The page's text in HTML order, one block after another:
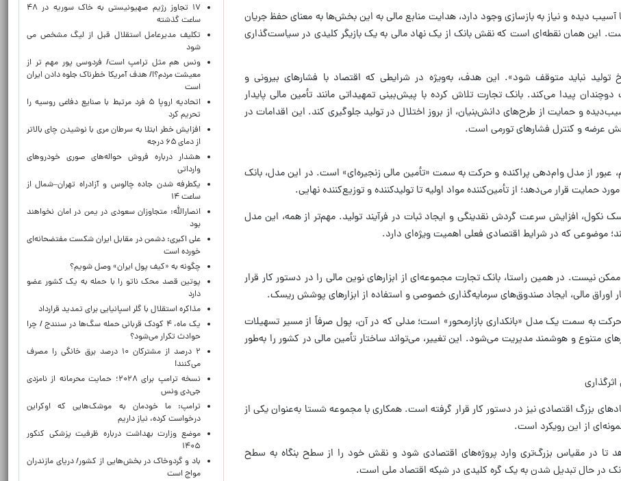
دیده و نیاز به بازسازی وجود دارد، هدایت منابع مالی به این بخش‌ها به معنای حفظ جریان
است. این همان نقطه‌ای است که نقش بانک از یک نهاد مالی به یک بازیگر کلیدی در سیاست‌گذاری
نباید متوقف شود». این هدف، به‌ویژه در شرایطی که اقتصاد با فشار‌های بیرونی و
پیدا می‌کند. بانک تجارت تلاش کرده با پیش‌بینی تمهیداتی مانند تأمین مالی پایدار
و حمایت از طرح‌های دانش‌بنیان، از بروز اختلال در تولید جلوگیری کند. این اقدامات در
عرضه و کنترل فشار‌های تورمی است.
عبور از مدل وام‌دهی پراکنده و حرکت به سمت «تأمین مالی زنجیره‌ای» است. در این مدل، بانک
حمایت قرار می‌دهد؛ از تأمین‌کننده مواد اولیه تا تولیدکننده و توزیع‌کننده نهایی.
نکول، افزایش سرعت گردش نقدینگی و ایجاد ثبات در فرآیند تولید. مهم‌تر از همه، این مدل
موضوعی که در شرایط اقتصادی فعلی اهمیت ویژه‌ای دارد.
نیست. در همین راستا، بانک تجارت مجموعه‌ای از ابزار‌های نوین مالی را در دستور کار قرار
اوراق مالی، ایجاد صندوق‌های سرمایه‌گذاری خصوصی و استفاده از ابزار‌های پوشش ریسک.
به سمت یک مدل «بانکداری بازارمحور» است؛ مدلی که در آن، پول صرفاً از مسیر تسهیلات
متنوع و هوشمند مدیریت می‌شود. این تغییر، می‌تواند ساختار تأمین مالی در کشور را به‌طور
بزرگ اقتصادی نیز در دستور کار قرار گرفته است. همکاری با مجموعه شستا به‌عنوان یکی از
از این رویکرد است.
تا در مقیاس بزرگ‌تری وارد پروژه‌های اقتصادی شود و نقش خود را از سطح بنگاه به سطح
در حال تبدیل شدن به یک گره کلیدی در شبکه اقتصاد ملی است.
۱۷ تجاوز رژیم صهیونیستی به خاک سوریه در ۴۸
ساعت گذشته
تکلیف مدیرعامل استقلال قبل از لیگ مشخص می
شود
ونس هم مثل ترامپ است/ فردوسی پور مهم تر از
معیشت مردم؟!/ هدف آمریکا خطرناک جلوه دادن ایران
است
اتحادیه اروپا ۵ فرد مرتبط با صنایع دفاعی روسیه را
تحریم کرد
افزایش خطر ابتلا به سرطان مری با نوشیدن چای بالاتر
از دمای ۶۵ درجه
هشدار درباره فروش حواله‌های صوری خودروهای
وارداتی
یکطرفه شدن جاده چالوس و آزادراه تهران–شمال از
ساعت ۱۴
انصارالله: متجاوزان سعودی در یمن در امان نخواهند
بود
علی اکبری: دشمن در مقابل ایران شکست مفتضحانه‌ای
خورده است
چگونه به «کیف پول ایران» وصل شویم؟
پوتین قصد محک ناتو را با حمله به یک کشور عضو
دارد
مذاکره استقلال با گلر اسپانیایی برای تمدید قرارداد
یک ماه، ۴ کودک قربانی حمله سگ‌ها در سنندج / چرا
حوادث تکرار می‌شود؟
۲ درصد از مشترکان ۱۰ درصد برق خانگی را مصرف
می‌کنند!
نسخه ترامپ برای ۲۰۲۸؛ حمایت محرمانه از نامزدی
جی‌دی ونس
ترامپ: ما خودمان به موشک‌هایی که اوکراین
درخواست کرده، نیاز داریم
موضع وزارت بهداشت درباره ظرفیت پزشکی کنکور
۱۴۰۵
باد و گردوخاک در بخش‌هایی از کشور/ دریای مازندران
مواج است